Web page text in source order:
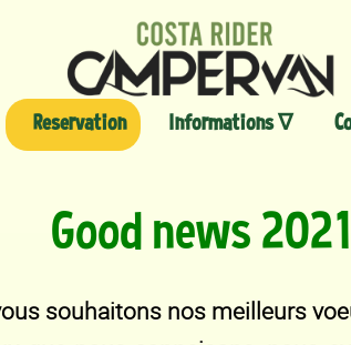
au
contenu
Reservation Informations ∇
Good news 2021
souhaitons nos meilleurs